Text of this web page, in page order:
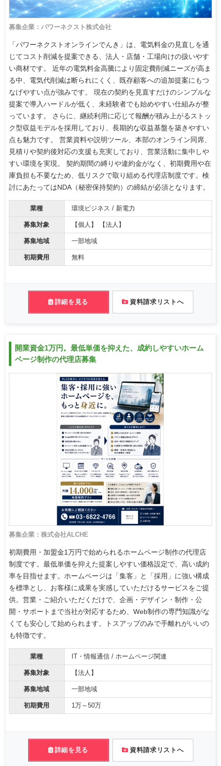
募集企業：パワーネクスト株式会社
「パワーネクストオンラインでんき」は、電気料金の見直しを通
じてコスト削減を提案できる、法人・店舗・工場向けの扱いやす
い商材です。 近年の電気料金高騰により固定費削減ニーズが高ま
る中、電気代削減は断られにくく、既存顧客への追加提案にもつ
なげやすい点が強みです。 現在の契約を見直すだけのシンプルな
提案で導入ハードルが低く、未経験者でも始めやすい仕組みが整
っています。 さらに、継続利用に応じて報酬が積み上がるストッ
ク型収益モデルを採用しており、長期的な収益基盤を築きやすい
点も魅力です。 営業資料や説明ツール、本部のオンライン同席、
見積りや契約後対応の支援も充実しており、営業活動に集中しや
すい環境を実現。 契約期間の縛りや違約金がなく、初期費用や在
庫負担も不要なため、低リスクで取り組める代理店制度です。検
討にあたってはNDA（秘密保持契約）の締結が必須となります。
業種 環境ビジネス / 新電力
募集対象 【個人】 【法人】
募集地域 一部地域
初期費用 無料
詳細を見る 資料請求リストへ
開業資金1万円。最低単価を抑えた、成約しやすいホーム
ページ制作の代理店募集
募集企業：株式会社ALCHE
初期費用・加盟金1万円で始められるホームページ制作の代理店
制度です。最低単価を抑えた提案しやすい価格設定で、高い成約
率を目指せます。ホームページは「集客」と「採用」に強い構成
を標準とし、お客様に成果を実感していただけるサービスをご提
供。営業・ご紹介いただくだけで、企画・デザイン・制作・公
開・サポートまで当社が対応するため、Web制作の専門知識がな
くても安心して始められます。トスアップのみで手離れがいいの
も特徴です。
業種 IT・情報通信 / ホームページ関連
募集対象 【法人】
募集地域 一部地域
初期費用 1万～50万
詳細を見る 資料請求リストへ